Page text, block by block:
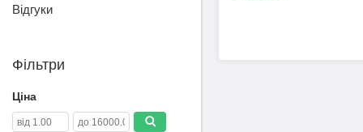
Відгуки
Фільтри
Ціна